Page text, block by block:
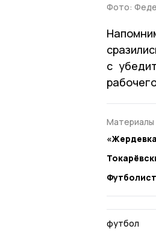
Фото:
с
Материалы
футбол